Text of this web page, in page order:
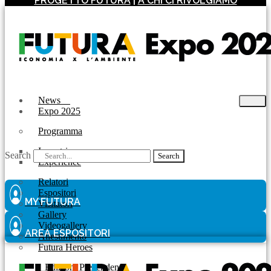
News
Expo 2025
Programma
Incontri
Experience
Relatori
Espositori
Visitatori
Gallery
Videogallery
Allestimento
Futura Heroes
| Edizioni Precendenti
Search Search
MY FUTURA
AREA ESPOSITORI